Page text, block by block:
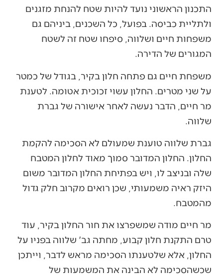
התכנון הראשוני נועד להיות שטח להנחת מזגנים
ולתליית כביסה. בפועל, כל השכנים, ביניהם גם
משפחות חיים ושלווה, סיפחו שטח זה לשטח
המגורים של הדירה.
משפחת חיים גם פתחה חלון בקיר, בגודל של כמטר
על שני מטרים. החלון עשוי זכוכית אטומה. לטענת
מר חיים, הדבר נעשה לאחר אישורה של גברת
שלווה.
גברת שלווה טוענת שמעולם לא הסכימה להקמת
החלון. החלון המדובר סמוך מאוד לחלון המטבח
שלה ובניצב לו, ויש בפתיחת החלון המדובר משום
היזק ראיה משמעותי, שכן רואים מקרוב חלק גדול
מהמטבח.
מר חיים מודה שמשפרצו את חור החלון בקיר, עוד
טרם התקנת חלון קבוע, מחתה גב' שלווה בפניו על
החלון, אלא שלטענתו הסכימה מראש לדבר, וייתכן
שכשהסכימה לא הבינה את המשמעות של